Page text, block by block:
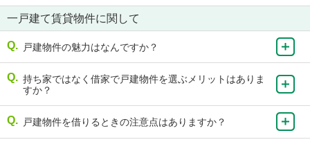
一戸建て賃貸物件に関して
戸建物件の魅力はなんですか？
持ち家ではなく借家で戸建物件を選ぶメリットはありま
すか？
戸建物件を借りるときの注意点はありますか？